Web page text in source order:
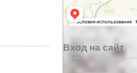
Вход на сайт